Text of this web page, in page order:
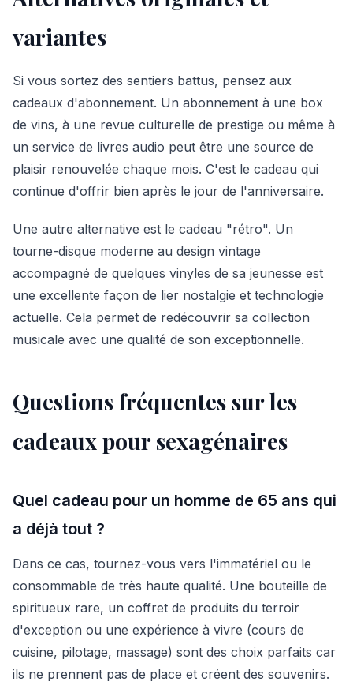
variantes
Si vous sortez des sentiers battus, pensez aux
cadeaux d'abonnement. Un abonnement à une box
de vins, à une revue culturelle de prestige ou même à
un service de livres audio peut être une source de
plaisir renouvelée chaque mois. C'est le cadeau qui
continue d'offrir bien après le jour de l'anniversaire.
Une autre alternative est le cadeau "rétro". Un
tourne-disque moderne au design vintage
accompagné de quelques vinyles de sa jeunesse est
une excellente façon de lier nostalgie et technologie
actuelle. Cela permet de redécouvrir sa collection
musicale avec une qualité de son exceptionnelle.
Questions fréquentes sur les
cadeaux pour sexagénaires
Quel cadeau pour un homme de 65 ans qui
a déjà tout ?
Dans ce cas, tournez-vous vers l'immatériel ou le
consommable de très haute qualité. Une bouteille de
spiritueux rare, un coffret de produits du terroir
d'exception ou une expérience à vivre (cours de
cuisine, pilotage, massage) sont des choix parfaits car
ils ne prennent pas de place et créent des souvenirs.